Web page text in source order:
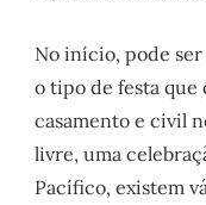
No início, pode
o tipo de festa que
casamento e civil
livre, uma
Pacífico, existem